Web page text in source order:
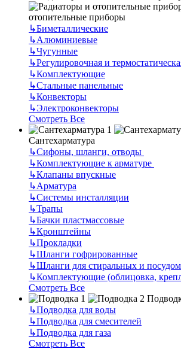
отопительные приборы
↳Биметаллические
↳Алюминиевые
↳Чугунные
↳Регулировочная и
↳Комплектующие
↳Стальные панельные
↳Конвекторы
↳Электроконвекторы
Смотреть Все
Сантехарматура
↳Сифоны, шланги, отводы
↳Комплектующие к арматуре
↳Клапаны впускные
↳Арматура
↳Системы инсталляции
↳Трапы
↳Бачки пластмассовые
↳Кронштейны
↳Прокладки
↳Шланги гофрированные
↳Шланги для стиральных и
↳Комплектующие (облицовка,
Смотреть Все
↳Подводка для воды
↳Подводка для смесителей
↳Подводка для газа
Смотреть Все